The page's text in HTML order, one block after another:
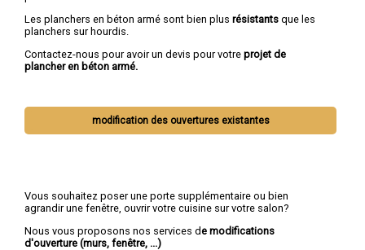
Les planchers en béton armé sont bien plus résistants que les
planchers sur hourdis.
Contactez-nous pour avoir un devis pour votre projet de
plancher en béton armé.
modification des ouvertures existantes
Vous souhaitez poser une porte supplémentaire ou bien
agrandir une fenêtre, ouvrir votre cuisine sur votre salon?
Nous vous proposons nos services de modifications
d'ouverture (murs, fenêtre, ...)